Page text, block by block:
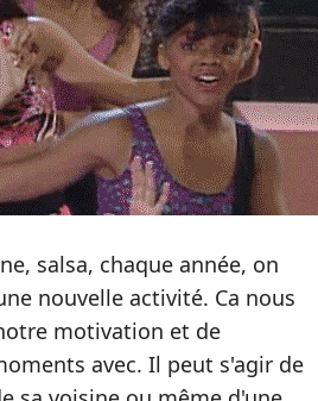
salsa, chaque année, on
nouvelle activité. Ca nous
motivation et de
avec. Il peut s'agir de